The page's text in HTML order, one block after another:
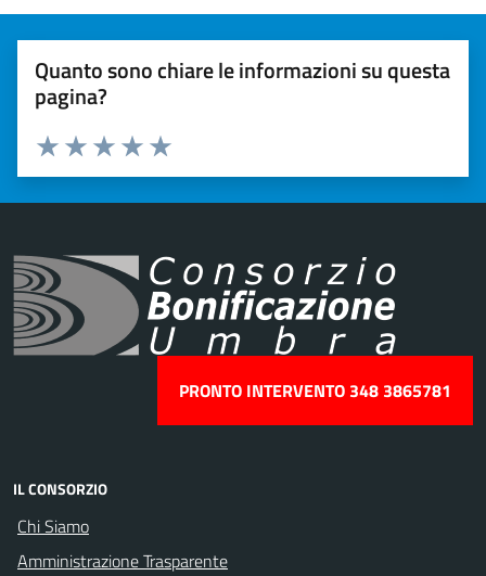
Quanto sono chiare le informazioni su questa
pagina?
Valuta 5 stelle su 5
Valuta 4 stelle su 5
Valuta 3 stelle su 5
Valuta 2 stelle su 5
Valuta 1 stelle su 5
PRONTO INTERVENTO 348 3865781
IL CONSORZIO
Chi Siamo
Amministrazione Trasparente